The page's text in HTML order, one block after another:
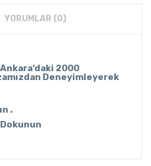
YORUMLAR (0)
2000
Deneyimleyerek
.